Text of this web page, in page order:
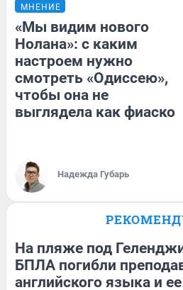
МНЕНИЕ
«Мы видим нового
Нолана»: с каким
настроем нужно
смотреть «Одиссею»,
чтобы она не
выглядела как фиаско
Надежда Губарь
На пляже под
БПЛА погибли
английского языка и